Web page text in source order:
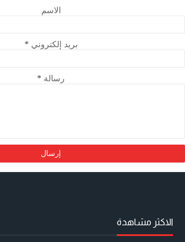
الاسم
بريد إلكتروني*
رسالة *
الاكثر مشاهدة